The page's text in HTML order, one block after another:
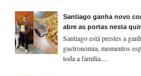
Santiago ganha novo
abre as portas nesta
Santiago está prestes a
gastronomia, momentos
toda a família....